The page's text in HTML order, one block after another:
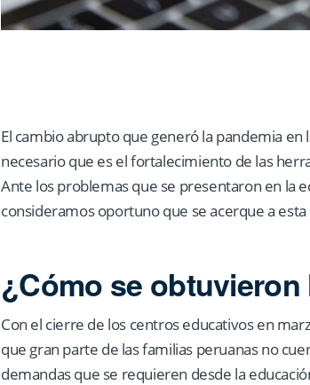
El cambio abrupto que generó la pandemia
necesario que es el fortalecimiento de las
Ante los problemas que se presentaron en la
consideramos oportuno que se acerque a
¿Cómo se
Con el cierre de los centros educativos en
que gran parte de las familias peruanas no
demandas que se requieren desde la